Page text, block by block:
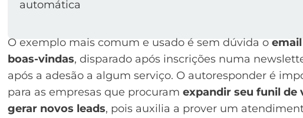
O exemplo mais comum e usado é sem dúvida o
boas-vindas, disparado após inscrições numa
após a adesão a algum serviço. O autoresponder é
para as empresas que procuram expandir seu funil de
gerar novos leads, pois auxilia a prover um